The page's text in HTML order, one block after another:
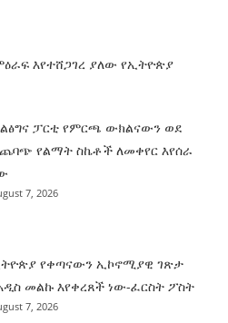
እየተሸጋገረ ያለው የኢትዮጵያ
ፓርቲ የምርጫ ውክልናውን ወደ
የልማት ስኬቶች ለመቀየር እየሰራ
7, 2026
የቀጣናውን ኢኮኖሚያዊ ገጽታ
መልኩ እየቀረጸች ነው-ፈርስት ፖስት
7, 2026